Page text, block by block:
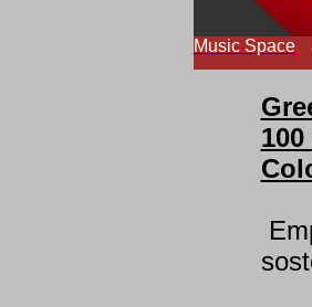
Music Space